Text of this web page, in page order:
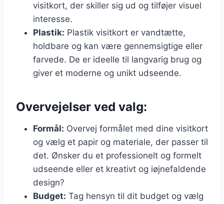
visitkort, der skiller sig ud og tilføjer visuel
interesse.
Plastik: Plastik visitkort er vandtætte,
holdbare og kan være gennemsigtige eller
farvede. De er ideelle til langvarig brug og
giver et moderne og unikt udseende.
Overvejelser ved valg:
Formål: Overvej formålet med dine visitkort
og vælg et papir og materiale, der passer til
det. Ønsker du et professionelt og formelt
udseende eller et kreativt og iøjnefaldende
design?
Budget: Tag hensyn til dit budget og vælg